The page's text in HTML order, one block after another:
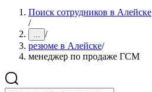
Поиск сотрудников в Алейске
/
... /
резюме в Алейске/
менеджер по продаже ГСМ